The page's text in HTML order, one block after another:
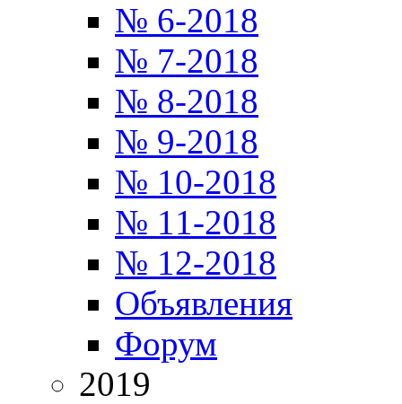
№ 6-2018
№ 7-2018
№ 8-2018
№ 9-2018
№ 10-2018
№ 11-2018
№ 12-2018
Объявления
Форум
2019